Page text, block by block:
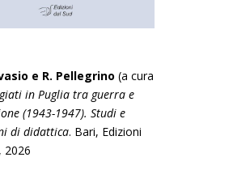
e R. Pellegrino (a cura
in Puglia tra guerra e
(1943-1947). Studi e
di didattica. Bari, Edizioni
2026